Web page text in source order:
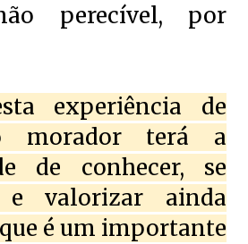
perecível, por
experiência de
morador terá a
de conhecer, se
e valorizar ainda
é um importante